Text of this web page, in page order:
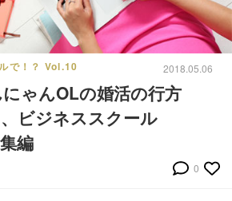
で！？ Vol.10 2018.05.06
ゃんOLの婚活の行方
ビジネススクール
編
0